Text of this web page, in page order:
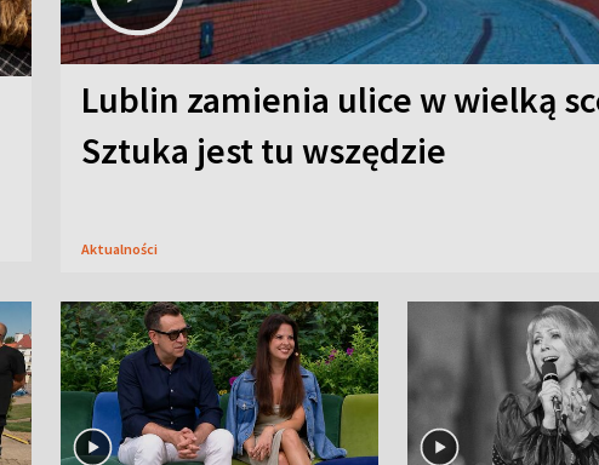
Lublin zamienia ulice w wielką
Sztuka jest tu wszędzie
Aktualności